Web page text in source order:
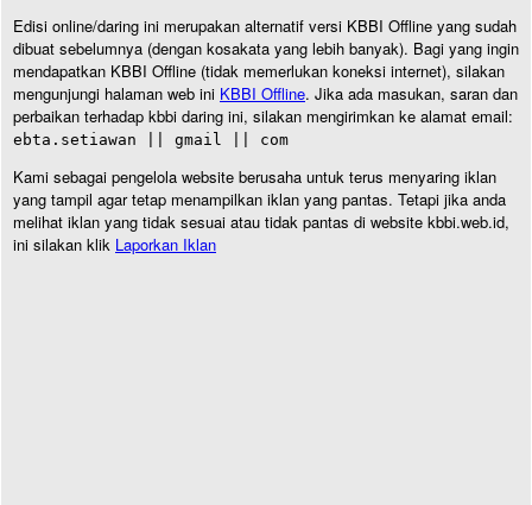
Edisi online/daring ini merupakan alternatif versi KBBI Offline yang sudah
dibuat sebelumnya (dengan kosakata yang lebih banyak). Bagi yang ingin
mendapatkan KBBI Offline (tidak memerlukan koneksi internet), silakan
mengunjungi halaman web ini KBBI Offline. Jika ada masukan, saran dan
perbaikan terhadap kbbi daring ini, silakan mengirimkan ke alamat email:
ebta.setiawan || gmail || com
Kami sebagai pengelola website berusaha untuk terus menyaring iklan
yang tampil agar tetap menampilkan iklan yang pantas. Tetapi jika anda
melihat iklan yang tidak sesuai atau tidak pantas di website kbbi.web.id,
ini silakan klik Laporkan Iklan